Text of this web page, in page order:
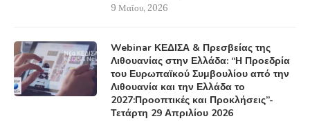
9 Μαΐου, 2026
Webinar ΚΕΔΙΣΑ & Πρεσβείας της
Λιθουανίας στην Ελλάδα: “Η Προεδρία
του Ευρωπαϊκού Συμβουλίου από την
Λιθουανία και την Ελλάδα το
2027:Προοπτικές και Προκλήσεις”-
Τετάρτη 29 Απριλίου 2026